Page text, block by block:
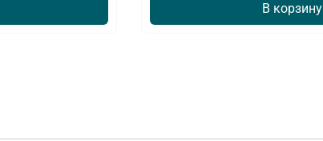
В корзину